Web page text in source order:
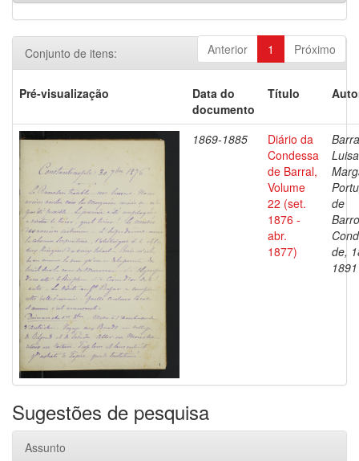
Anterior 1 Próximo
Conjunto de itens:
Pré-visualização
Data do
documento
Título
1869-1885
Diário da
Condessa
de Barral,
Volume
22 (set.
1876 -
abr.
1877)
Luisa
de
de,
1891
Sugestões de pesquisa
Assunto